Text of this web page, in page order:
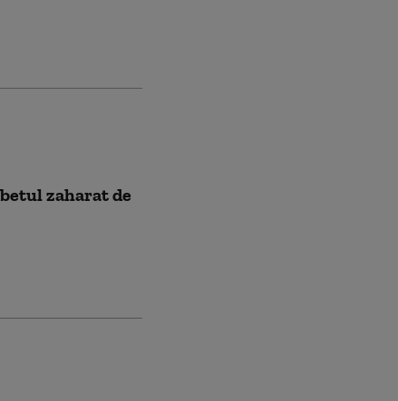
zaharat de